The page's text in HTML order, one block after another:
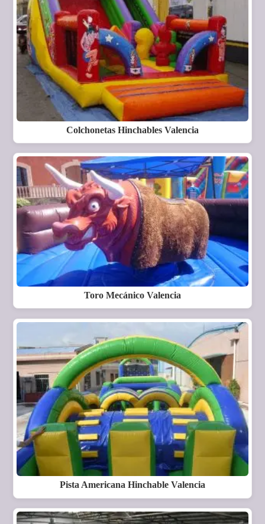
Colchonetas Hinchables Valencia
Toro Mecánico Valencia
Pista Americana Hinchable Valencia